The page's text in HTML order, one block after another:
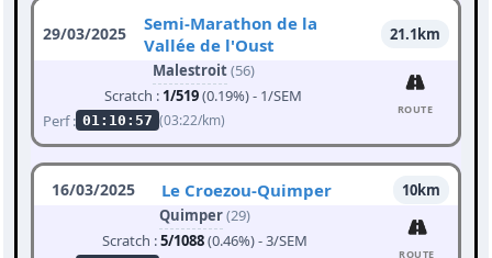
29/03/2025
Semi-Marathon de la
Vallée de l'Oust
21.1km
Malestroit(56)
Scratch : 1/519(0.19%) - 1/SEM
Perf : 01:10:57 (03:22/km)
ROUTE
16/03/2025 Le Croezou-Quimper
10km
Quimper(29)
Scratch :5/1088(0.46%) - 3/SEM
ROUTE